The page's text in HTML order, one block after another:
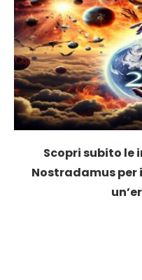
Scopri subito le
Nostradamus per